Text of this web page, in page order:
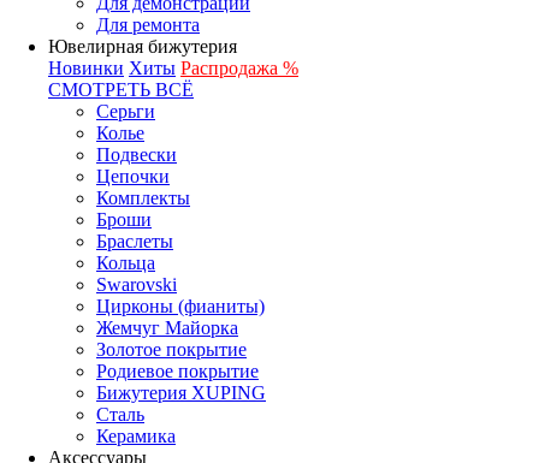
Для ремонта
Ювелирная бижутерия
Новинки Хиты Распродажа %
СМОТРЕТЬ ВСЁ
Серьги
Колье
Подвески
Цепочки
Комплекты
Броши
Браслеты
Кольца
Swarovski
Цирконы (фианиты)
Жемчуг Майорка
Золотое покрытие
Родиевое покрытие
Бижутерия XUPING
Сталь
Керамика
Аксессуары